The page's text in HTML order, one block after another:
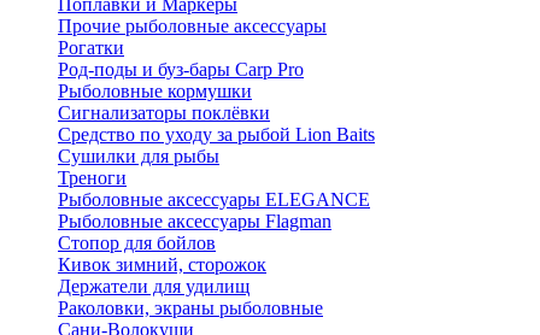
Поплавки и Маркеры
Прочие рыболовные аксессуары
Рогатки
Род-поды и буз-бары Carp Pro
Рыболовные кормушки
Сигнализаторы поклёвки
Средство по уходу за рыбой Lion Baits
Сушилки для рыбы
Треноги
Рыболовные аксессуары ELEGANCE
Рыболовные аксессуары Flagman
Стопор для бойлов
Кивок зимний, сторожок
Держатели для удилищ
Раколовки, экраны рыболовные
Сани-Волокуши